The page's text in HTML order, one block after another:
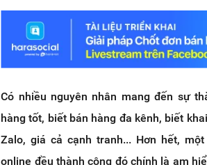
Có nhiều nguyên nhân mang đến sự
hàng tốt, biết bán hàng đa kênh, biết
Zalo, giá cả cạnh tranh... Hơn hết,
online đều thành công đó chính là am